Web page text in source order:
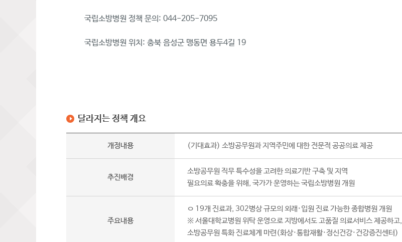
국립소방병원 정책 문의: 044-205-7095
국립소방병원 위치: 충북 음성군 맹동면 용두4길 19
달라지는 정책 개요
개정내용 (기대효과) 소방공무원과 지역주민에 대한 전문적 공공의료 제공
추진배경
소방공무원 직무 특수성을 고려한 의료기반 구축 및 지역
필요의료 확충을 위해, 국가가 운영하는 국립소방병원 개원
주요내용
ㅇ 19개 진료과, 302병상 규모의 외래·입원 진료 가능한 종합병원 개원
※ 서울대학교병원 위탁 운영으로 지방에서도 고품질 의료서비스 제공하고,
소방공무원 특화 진료체계 마련(화상·통합재활·정신건강·건강증진센터)